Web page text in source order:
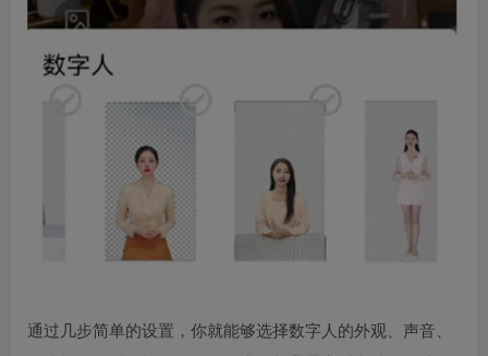
通过几步简单的设置，你就能够选择数字人的外观、声音、